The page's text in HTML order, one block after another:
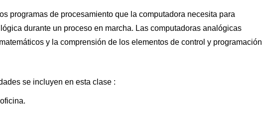
programas de procesamiento que la computadora necesita para
durante un proceso en marcha. Las computadoras analógicas
y la comprensión de los elementos de control y programación
se incluyen en esta clase :